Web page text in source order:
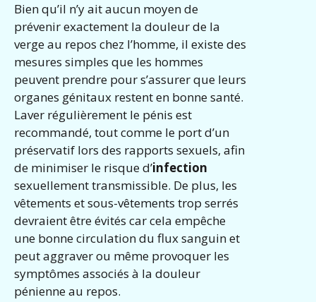
Bien qu’il n’y ait aucun moyen de
prévenir exactement la douleur de la
verge au repos chez l’homme, il existe des
mesures simples que les hommes
peuvent prendre pour s’assurer que leurs
organes génitaux restent en bonne santé.
Laver régulièrement le pénis est
recommandé, tout comme le port d’un
préservatif lors des rapports sexuels, afin
de minimiser le risque d’infection
sexuellement transmissible. De plus, les
vêtements et sous-vêtements trop serrés
devraient être évités car cela empêche
une bonne circulation du flux sanguin et
peut aggraver ou même provoquer les
symptômes associés à la douleur
pénienne au repos.